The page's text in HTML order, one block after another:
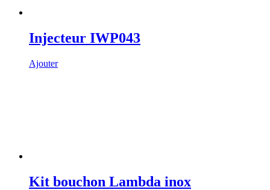
Injecteur IWP043
Ajouter
Kit bouchon Lambda inox